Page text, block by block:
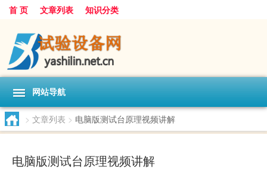
首 页 文章列表 知识分类
网站导航
> 文章列表 > 电脑版测试台原理视频讲解
电脑版测试台原理视频讲解